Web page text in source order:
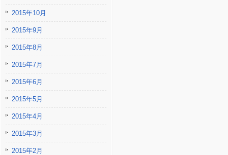
2015年10月
2015年9月
2015年8月
2015年7月
2015年6月
2015年5月
2015年4月
2015年3月
2015年2月